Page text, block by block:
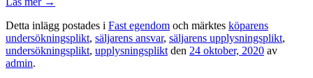
Detta inlägg postades i Fast egendom och märktes köparens
undersökningsplikt, säljarens ansvar, säljarens upplysningsplikt,
undersökningsplikt, upplysningsplikt den 24 oktober, 2020 av
admin.